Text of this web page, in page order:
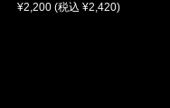
¥2,200 (税込 ¥2,420)